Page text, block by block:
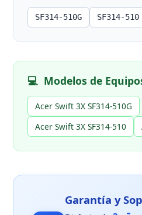
SF314-510G SF314-510
💻 Modelos de
Acer Swift 3X SF314-510G
Acer Swift 3X SF314-510
Garantía y